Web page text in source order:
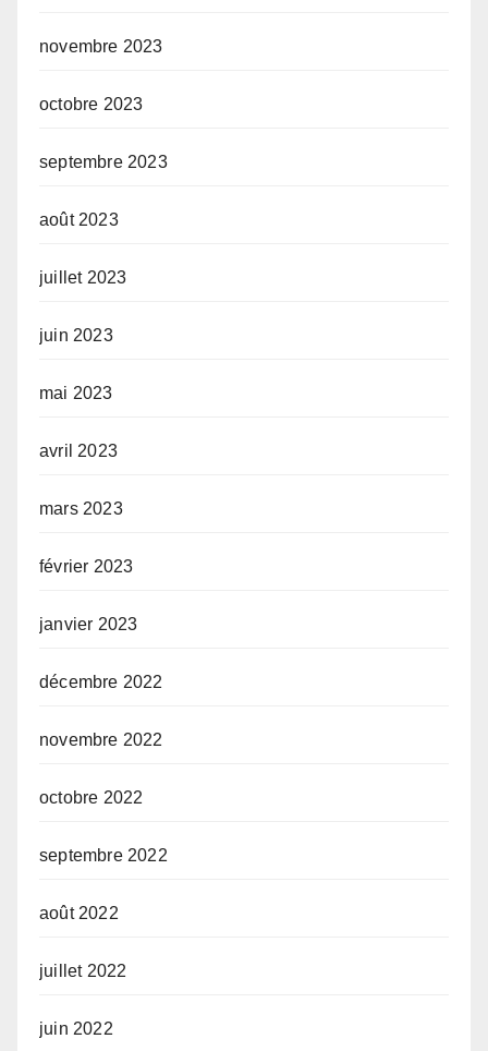
novembre 2023
octobre 2023
septembre 2023
août 2023
juillet 2023
juin 2023
mai 2023
avril 2023
mars 2023
février 2023
janvier 2023
décembre 2022
novembre 2022
octobre 2022
septembre 2022
août 2022
juillet 2022
juin 2022